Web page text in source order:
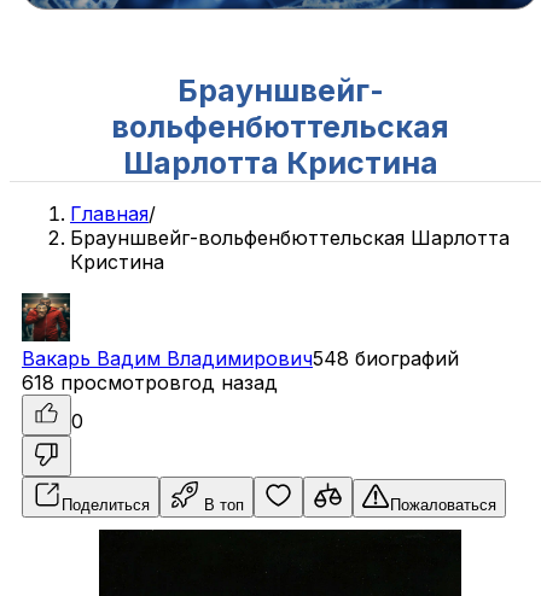
Брауншвейг-
вольфенбюттельская
Шарлотта Кристина
Главная/
Брауншвейг-вольфенбюттельская Шарлотта
Кристина
Вакарь Вадим Владимирович548 биографий
618 просмотровгод назад
0
Поделиться В топ Пожаловаться